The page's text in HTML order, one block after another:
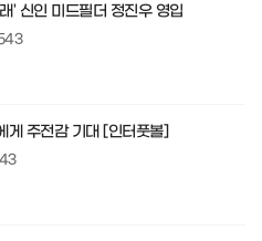
' 신인 미드필더 정진우 영입
게 주전감 기대 [인터풋볼]